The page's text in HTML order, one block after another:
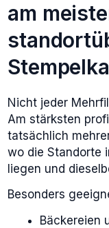
am
Nicht jeder
Am stärksten
tatsächlich
wo die Standorte
liegen und
Besonders
Bäckereien